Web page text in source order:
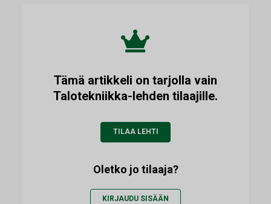
Tämä artikkeli on tarjolla vain
Talotekniikka-lehden tilaajille.
TILAA LEHTI
Oletko jo tilaaja?
KIRJAUDU SISÄÄN